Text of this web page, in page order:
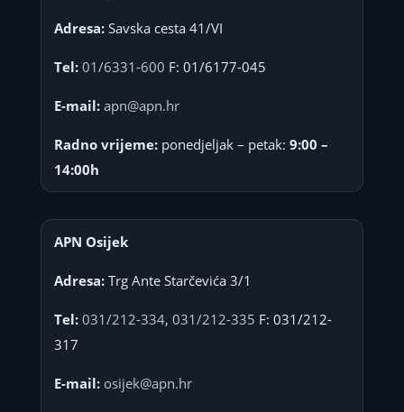
Adresa:Savska cesta 41/VI
Tel: 01/6331-600 F: 01/6177-045
E-mail: apn@apn.hr
Radno vrijeme:ponedjeljak – petak: 9:00 –
14:00h
APN Osijek
Adresa:Trg Ante Starčevića 3/1
Tel: 031/212-334, 031/212-335 F: 031/212-
317
E-mail: osijek@apn.hr